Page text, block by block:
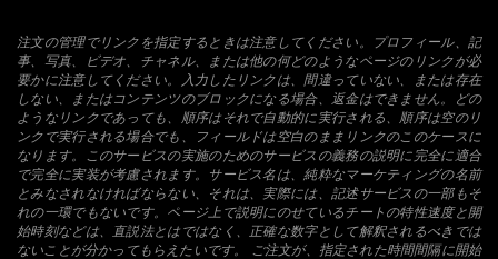
注文の管理でリンクを指定するときは注意してください。プロフィール、記
事、写真、ビデオ、チャネル、または他の何どのようなページのリンクが必
要かに注意してください。入力したリンクは、間違っていない、または存在
しない、またはコンテンツのブロックになる場合、返金はできません。どの
ようなリンクであっても、順序はそれで自動的に実行される、順序は空のリ
ンクで実行される場合でも、フィールドは空白のままリンクのこのケースに
なります。このサービスの実施のためのサービスの義務の説明に完全に適合
で完全に実装が考慮されます。サービス名は、純粋なマーケティングの名前
とみなされなければならない、それは、実際には、記述サービスの一部もそ
れの一環でもないです。ページ上で説明にのせているチートの特性速度と開
始時刻などは、直説法とはではなく、正確な数字として解釈されるべきでは
ないことが分かってもらえたいです。 ご注文が、指定された時間間隔に開始